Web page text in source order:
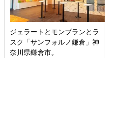
ジェラートとモンブランとラ
スク「サンフォルノ鎌倉」神
奈川県鎌倉市。